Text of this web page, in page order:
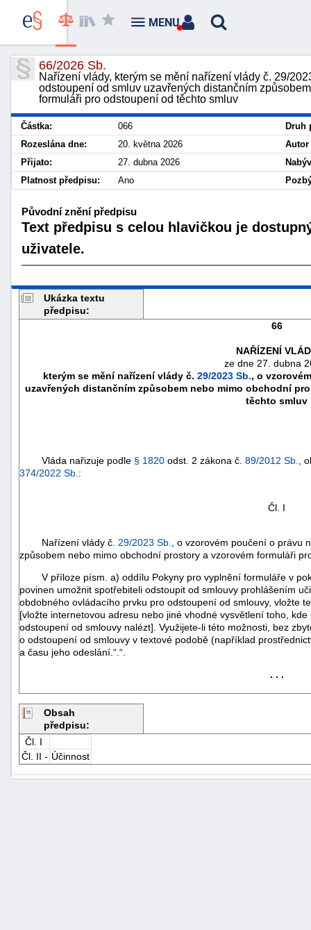
66/2026 Sb.
Nařízení vlády, kterým se mění nařízení vlády č. 29/
odstoupení od smluv uzavřených distančním
formuláři pro odstoupení od těchto smluv
Částka: 066
Druh
Rozeslána dne:
20. května 2026
Přijato:
27. dubna 2026
Platnost předpisu:
Ano
Původní znění předpisu
Text předpisu s celou hlavičkou je
uživatele.
Ukázka textu
předpisu:
66
NAŘÍZENÍ
ze dne 27. dubna
kterým se mění nařízení vlády č. 29/2023 Sb., o
uzavřených distančním způsobem nebo mimo obchodní
těchto smluv
Vláda nařizuje podle § 1820 odst. 2 zákona č. 89/2012 Sb.
,
374/2022 Sb. :
Čl. I
Nařízení vlády č. 29/2023 Sb.
, o vzorovém poučení o právu
způsobem nebo mimo obchodní prostory a vzorovém formuláři
V příloze písm. a) oddílu Pokyny pro vyplnění formuláře v
povinen umožnit spotřebiteli odstoupit od smlouvy prohlášením
obdobného ovládacího prvku pro odstoupení od smlouvy, vložte
[vložte internetovou adresu nebo jiné vhodné vysvětlení toho,
odstoupení od smlouvy nalézt]. Využijete-li této možnosti, bez
o odstoupení od smlouvy v textové podobě (například
a času jeho odeslání.“.“.
. . .
Obsah
předpisu:
Čl. I
Čl. II - Účinnost
MENU
náhrady